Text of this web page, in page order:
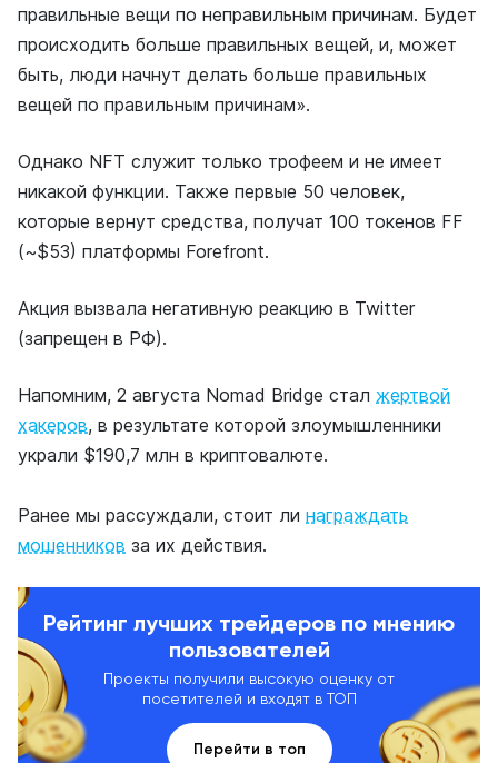
правильные вещи по неправильным причинам. Будет
происходить больше правильных вещей, и, может
быть, люди начнут делать больше правильных
вещей по правильным причинам».
Однако NFT служит только трофеем и не имеет
никакой функции. Также первые 50 человек,
которые вернут средства, получат 100 токенов FF
(~$53) платформы Forefront.
Акция вызвала негативную реакцию в Twitter
(запрещен в РФ).
Напомним, 2 августа Nomad Bridge стал жертвой
хакеров, в результате которой злоумышленники
украли $190,7 млн в криптовалюте.
Ранее мы рассуждали, стоит ли награждать
мошенников за их действия.
Рейтинг лучших трейдеров по мнению
пользователей
Проекты получили высокую оценку от
посетителей и входят в ТОП
Перейти в топ